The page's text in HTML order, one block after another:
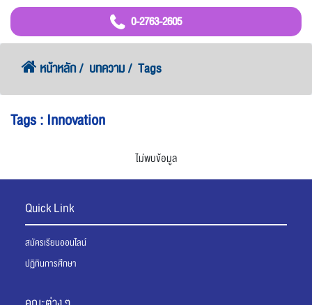
0-2763-2605
หน้าหลัก บทความ Tags
Tags : Innovation
ไม่พบข้อมูล
Quick Link
สมัครเรียนออนไลน์
ปฏิทินการศึกษา